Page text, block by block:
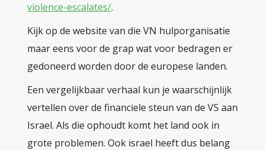
violence-escalates/.
Kijk op de website van die VN hulporganisatie
maar eens voor de grap wat voor bedragen er
gedoneerd worden door de europese landen.
Een vergelijkbaar verhaal kun je waarschijnlijk
vertellen over de financiele steun van de VS aan
Israel. Als die ophoudt komt het land ook in
grote problemen. Ook israel heeft dus belang